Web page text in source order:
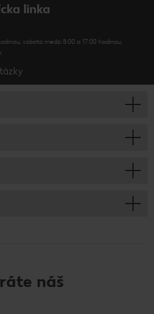
linka
sobota medzi 8:00 a 17:00 hodinou,
náš